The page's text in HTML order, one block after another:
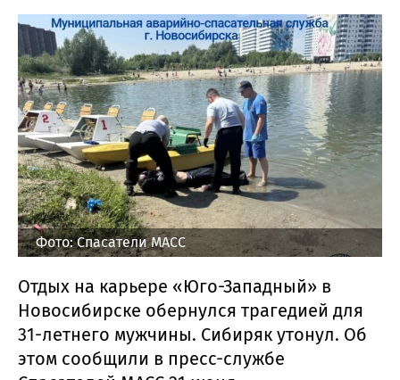
Фото: Спасатели МАСС
Отдых на карьере «Юго-Западный» в
Новосибирске обернулся трагедией для
31-летнего мужчины. Сибиряк утонул. Об
этом сообщили в пресс-службе